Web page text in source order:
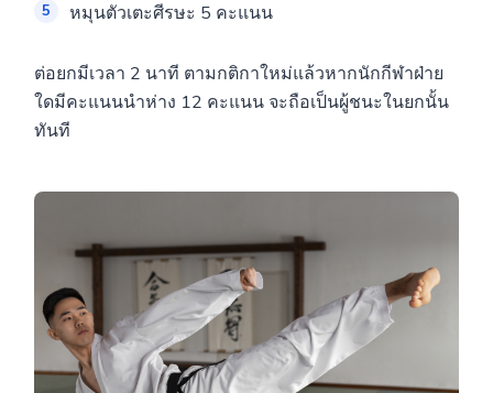
หมุนตัวเตะศีรษะ 5 คะแนน
ต่อยกมีเวลา 2 นาที ตามกติกาใหม่แล้วหากนักกีฬาฝ่าย
ใดมีคะแนนนำห่าง 12 คะแนน จะถือเป็นผู้ชนะในยกนั้น
ทันที